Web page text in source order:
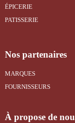
ÉPICERIE
PATISSERIE
Nos partenaires
MARQUES
FOURNISSEURS
À propose de